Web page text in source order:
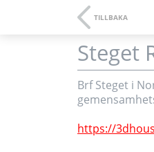
TILLBAKA
Steget
Brf Steget i
https://